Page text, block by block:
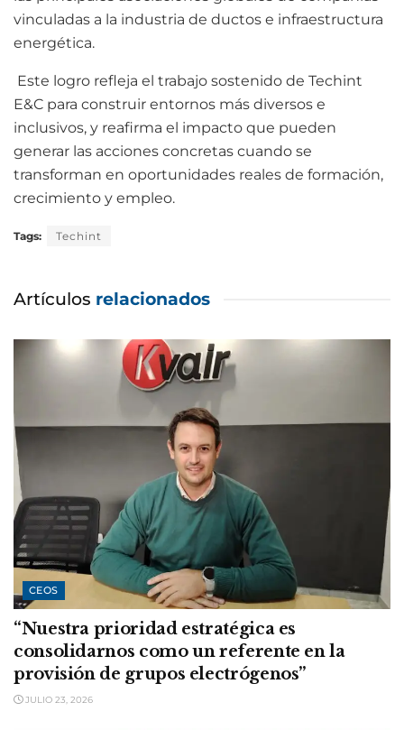
vinculadas a la industria de ductos e infraestructura
energética.
Este logro refleja el trabajo sostenido de Techint
E&C para construir entornos más diversos e
inclusivos, y reafirma el impacto que pueden
generar las acciones concretas cuando se
transforman en oportunidades reales de formación,
crecimiento y empleo.
Tags: Techint
Artículos relacionados
CEOS
“Nuestra prioridad estratégica es
consolidarnos como un referente en la
provisión de grupos electrógenos”
JULIO 23, 2026